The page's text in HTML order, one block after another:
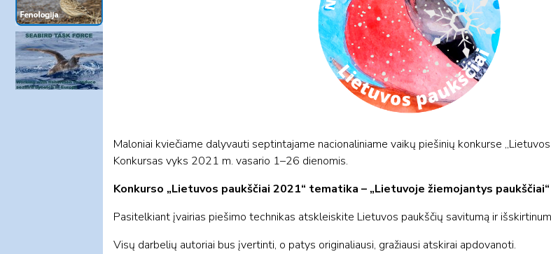
Maloniai kviečiame dalyvauti septintajame nacionaliniame vaikų piešinių konkurse
Konkursas vyks 2021 m. vasario 1–26 dienomis.
Konkurso „Lietuvos paukščiai 2021“ tematika – „Lietuvoje žiemojantys paukščiai“
Pasitelkiant įvairias piešimo technikas atskleiskite Lietuvos paukščių savitumą ir
Visų darbelių autoriai bus įvertinti, o patys originaliausi, gražiausi atskirai apdovanoti.